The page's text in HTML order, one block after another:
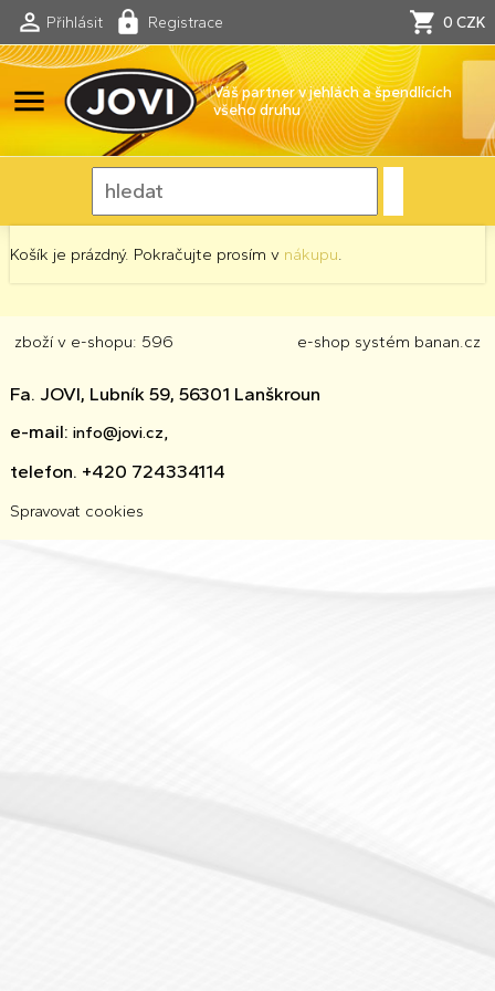
Přihlásit Registrace 0 CZK
menu
Váš partner v jehlách a špendlících
všeho druhu
Košík je prázdný. Pokračujte prosím v nákupu.
zboží v e-shopu: 596 e-shop systém banan.cz
Fa. JOVI, Lubník 59, 56301 Lanškroun
e-mail: info@jovi.cz,
telefon. +420 724334114
Spravovat cookies